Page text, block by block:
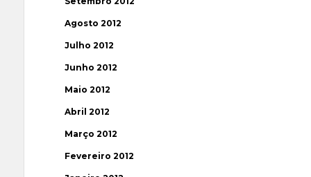
Agosto 2012
Julho 2012
Junho 2012
Maio 2012
Abril 2012
Março 2012
Fevereiro 2012